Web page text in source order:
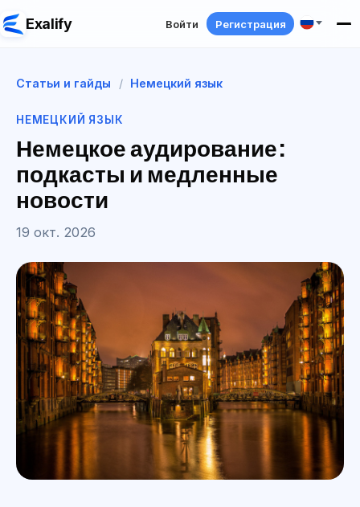
Exalify Войти Регистрация
Статьи и гайды / Немецкий язык
НЕМЕЦКИЙ ЯЗЫК
Немецкое аудирование:
подкасты и медленные
новости
19 окт. 2026